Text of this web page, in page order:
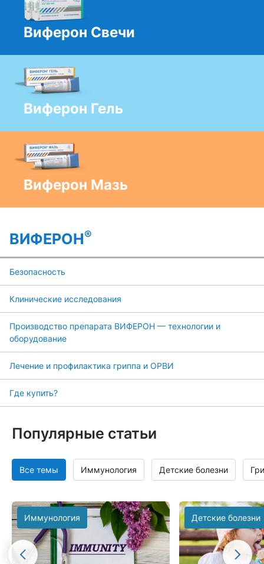
Виферон Свечи
Виферон Гель
Виферон Мазь
ВИФЕРОН®
Безопасность
Клинические исследования
Производство препарата ВИФЕРОН — технологии и
оборудование
Лечение и профилактика гриппа и ОРВИ
Где купить?
Популярные статьи
Все темы Иммунология Детские болезни
Иммунология Детские болезни